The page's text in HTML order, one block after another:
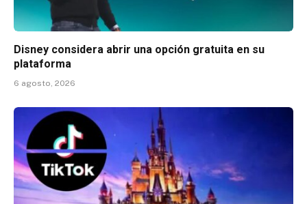
Disney considera abrir una opción gratuita en su
plataforma
6 agosto, 2026